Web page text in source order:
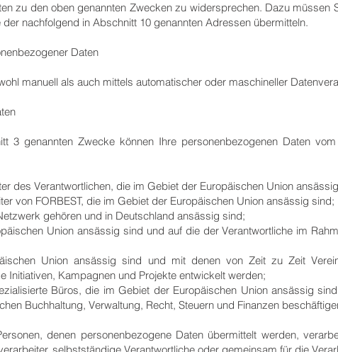
zu den oben genannten Zwecken zu widersprechen. Dazu müssen
nachfolgend in Abschnitt 10 genannten Adressen übermitteln.
Daten
manuell als auch mittels automatischer oder maschineller
3 genannten Zwecke können Ihre personenbezogenen Daten
des Verantwortlichen, die im Gebiet der Europäischen Union
von FORBEST, die im Gebiet der Europäischen Union ansässig sind;
gehören und in Deutschland ansässig sind;
Union ansässig sind und auf die der Verantwortliche im
Union ansässig sind und mit denen von Zeit zu Zeit
Initiativen, Kampagnen und Projekte entwickelt werden;
Büros, die im Gebiet der Europäischen Union ansässig
Buchhaltung, Verwaltung, Recht, Steuern und Finanzen
denen personenbezogene Daten übermittelt werden,